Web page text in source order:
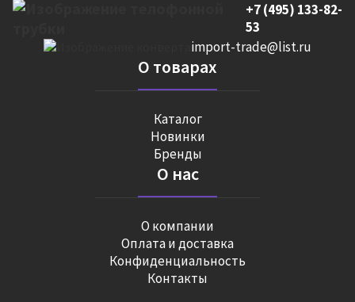
+7 (495) 133-82-
53
import-trade@list.ru
О товарах
Каталог
Новинки
Бренды
О нас
О компании
Оплата и доставка
Конфиденциальность
Контакты